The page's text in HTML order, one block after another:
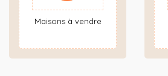
Maisons à vendre